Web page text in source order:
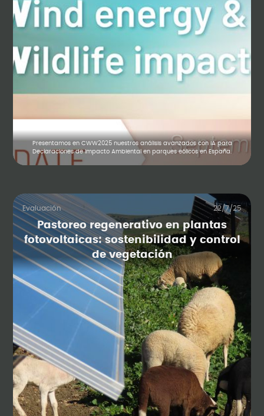
Presentamos en CWW2025 nuestros análisis avanzados con IA para
Declaraciones de Impacto Ambiental en parques eólicos en España.
Evaluación 22/7/25
Pastoreo regenerativo en plantas
fotovoltaicas: sostenibilidad y control
de vegetación